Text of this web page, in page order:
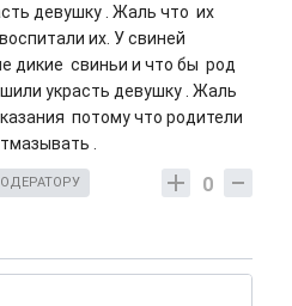
девушку . Жаль что их
их. У свиней
дикие свиньи и что бы род
украсть девушку . Жаль
потому что родители
.
0